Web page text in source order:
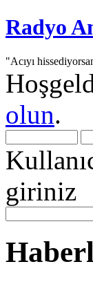
Radyo
"Acıyı
olun.
giriniz